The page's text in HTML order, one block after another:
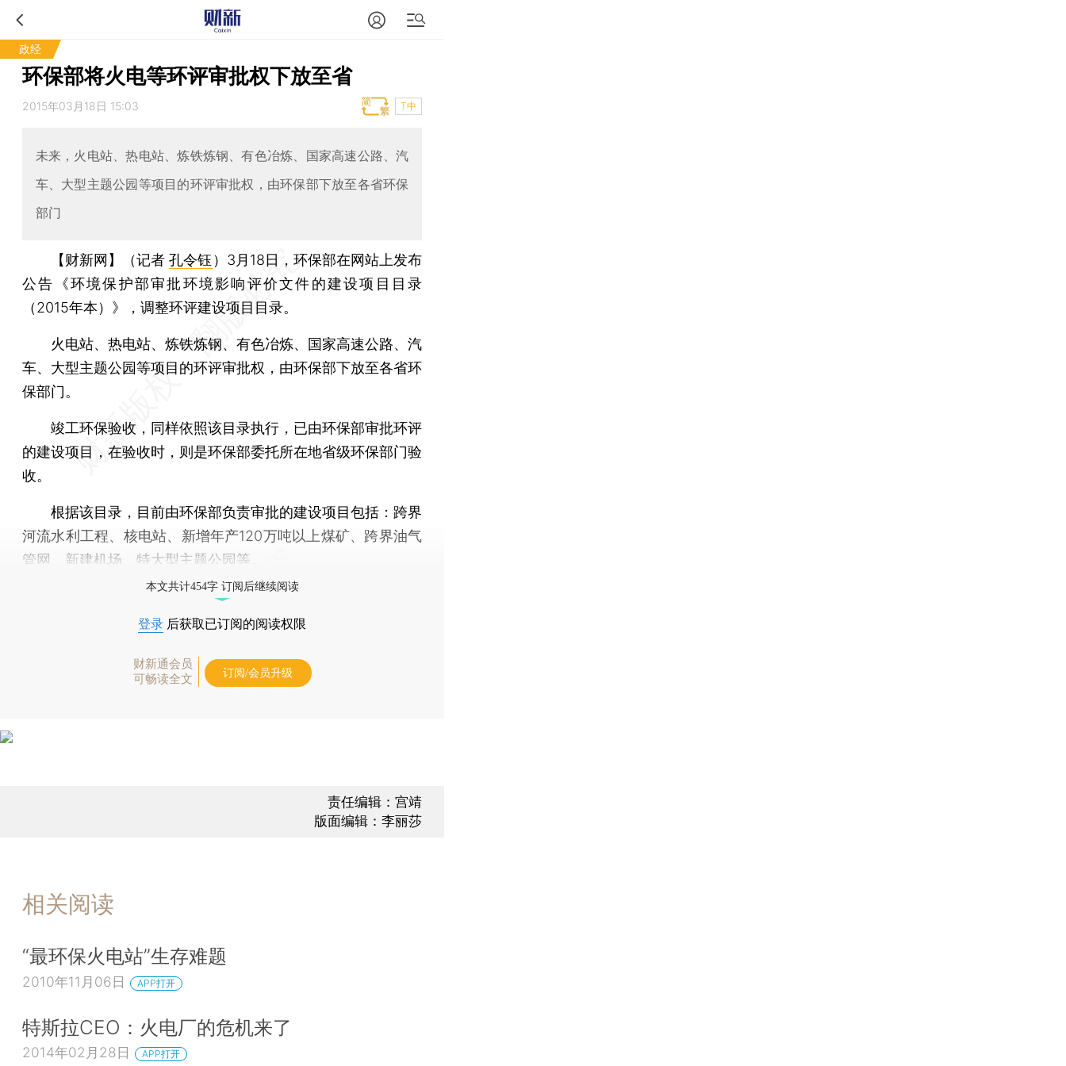
政经
环保部将火电等环评审批权下放至省
2015年03月18日 15:03 T中
未来，火电站、热电站、炼铁炼钢、有色冶炼、国家高速公路、汽
车、大型主题公园等项目的环评审批权，由环保部下放至各省环保
部门
【财新网】（记者孔令钰 ） 3月18日，环保部在网站上发布
公告《环境保护部审批环境影响评价文件的建设项目目录
（2015年本）》，调整环评建设项目目录。
火电站、热电站、炼铁炼钢、有色冶炼、国家高速公路、汽
车、大型主题公园等项目的环评审批权，由环保部下放至各省环
保部门。
竣工环保验收，同样依照该目录执行，已由环保部审批环评
的建设项目，在验收时，则是环保部委托所在地省级环保部门验
收。
根据该目录，目前由环保部负责审批的建设项目包括：跨界
河流水利工程、核电站、新增年产120万吨以上煤矿、跨界油气
管网、新建机场、特大型主题公园等。
本文共计454字 订阅后继续阅读
登录 后获取已订阅的阅读权限
财新通会员
可畅读全文
订阅/会员升级
责任编辑：宫靖
版面编辑：李丽莎
相关阅读
“最环保火电站”生存难题
2010年11月06日 APP打开
特斯拉CEO：火电厂的危机来了
2014年02月28日 APP打开